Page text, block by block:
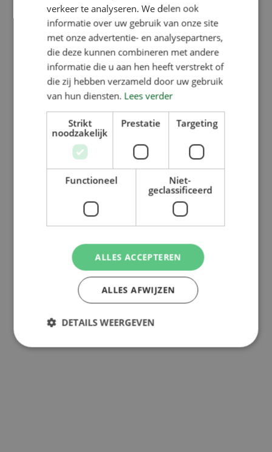
verkeer te analyseren. We delen ook
informatie over uw gebruik van onze site
met onze advertentie- en analysepartners,
die deze kunnen combineren met andere
informatie die u aan hen heeft verstrekt of
die zij hebben verzameld door uw gebruik
van hun diensten. Lees verder
Strikt
noodzakelijk
Prestatie Targeting
Functioneel
Niet-
geclassificeerd
ALLES ACCEPTEREN
ALLES AFWIJZEN
DETAILS WEERGEVEN